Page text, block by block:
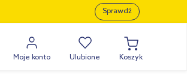
Sprawdź
Moje konto Ulubione Koszyk